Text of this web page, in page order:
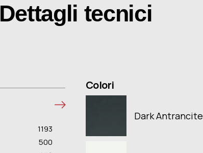
Dettagli tecnici
1193
500
Colori
Dark Antrancite